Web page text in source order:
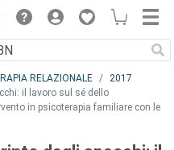
RELAZIONALE
2017
il lavoro sul sé dello
in psicoterapia familiare con le